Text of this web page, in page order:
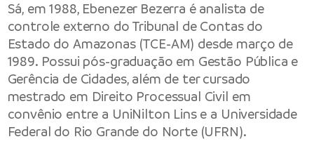
Sá, em 1988, Ebenezer Bezerra é analista de
controle externo do Tribunal de Contas do
Estado do Amazonas (TCE-AM) desde março de
1989. Possui pós-graduação em Gestão Pública e
Gerência de Cidades, além de ter cursado
mestrado em Direito Processual Civil em
convênio entre a UniNilton Lins e a Universidade
Federal do Rio Grande do Norte (UFRN).